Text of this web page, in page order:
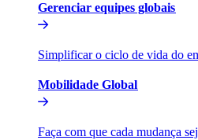
Gerenciar equipes globais​​
Simplificar o ciclo de vida do
Mobilidade Global​​
Faça com que cada mudança